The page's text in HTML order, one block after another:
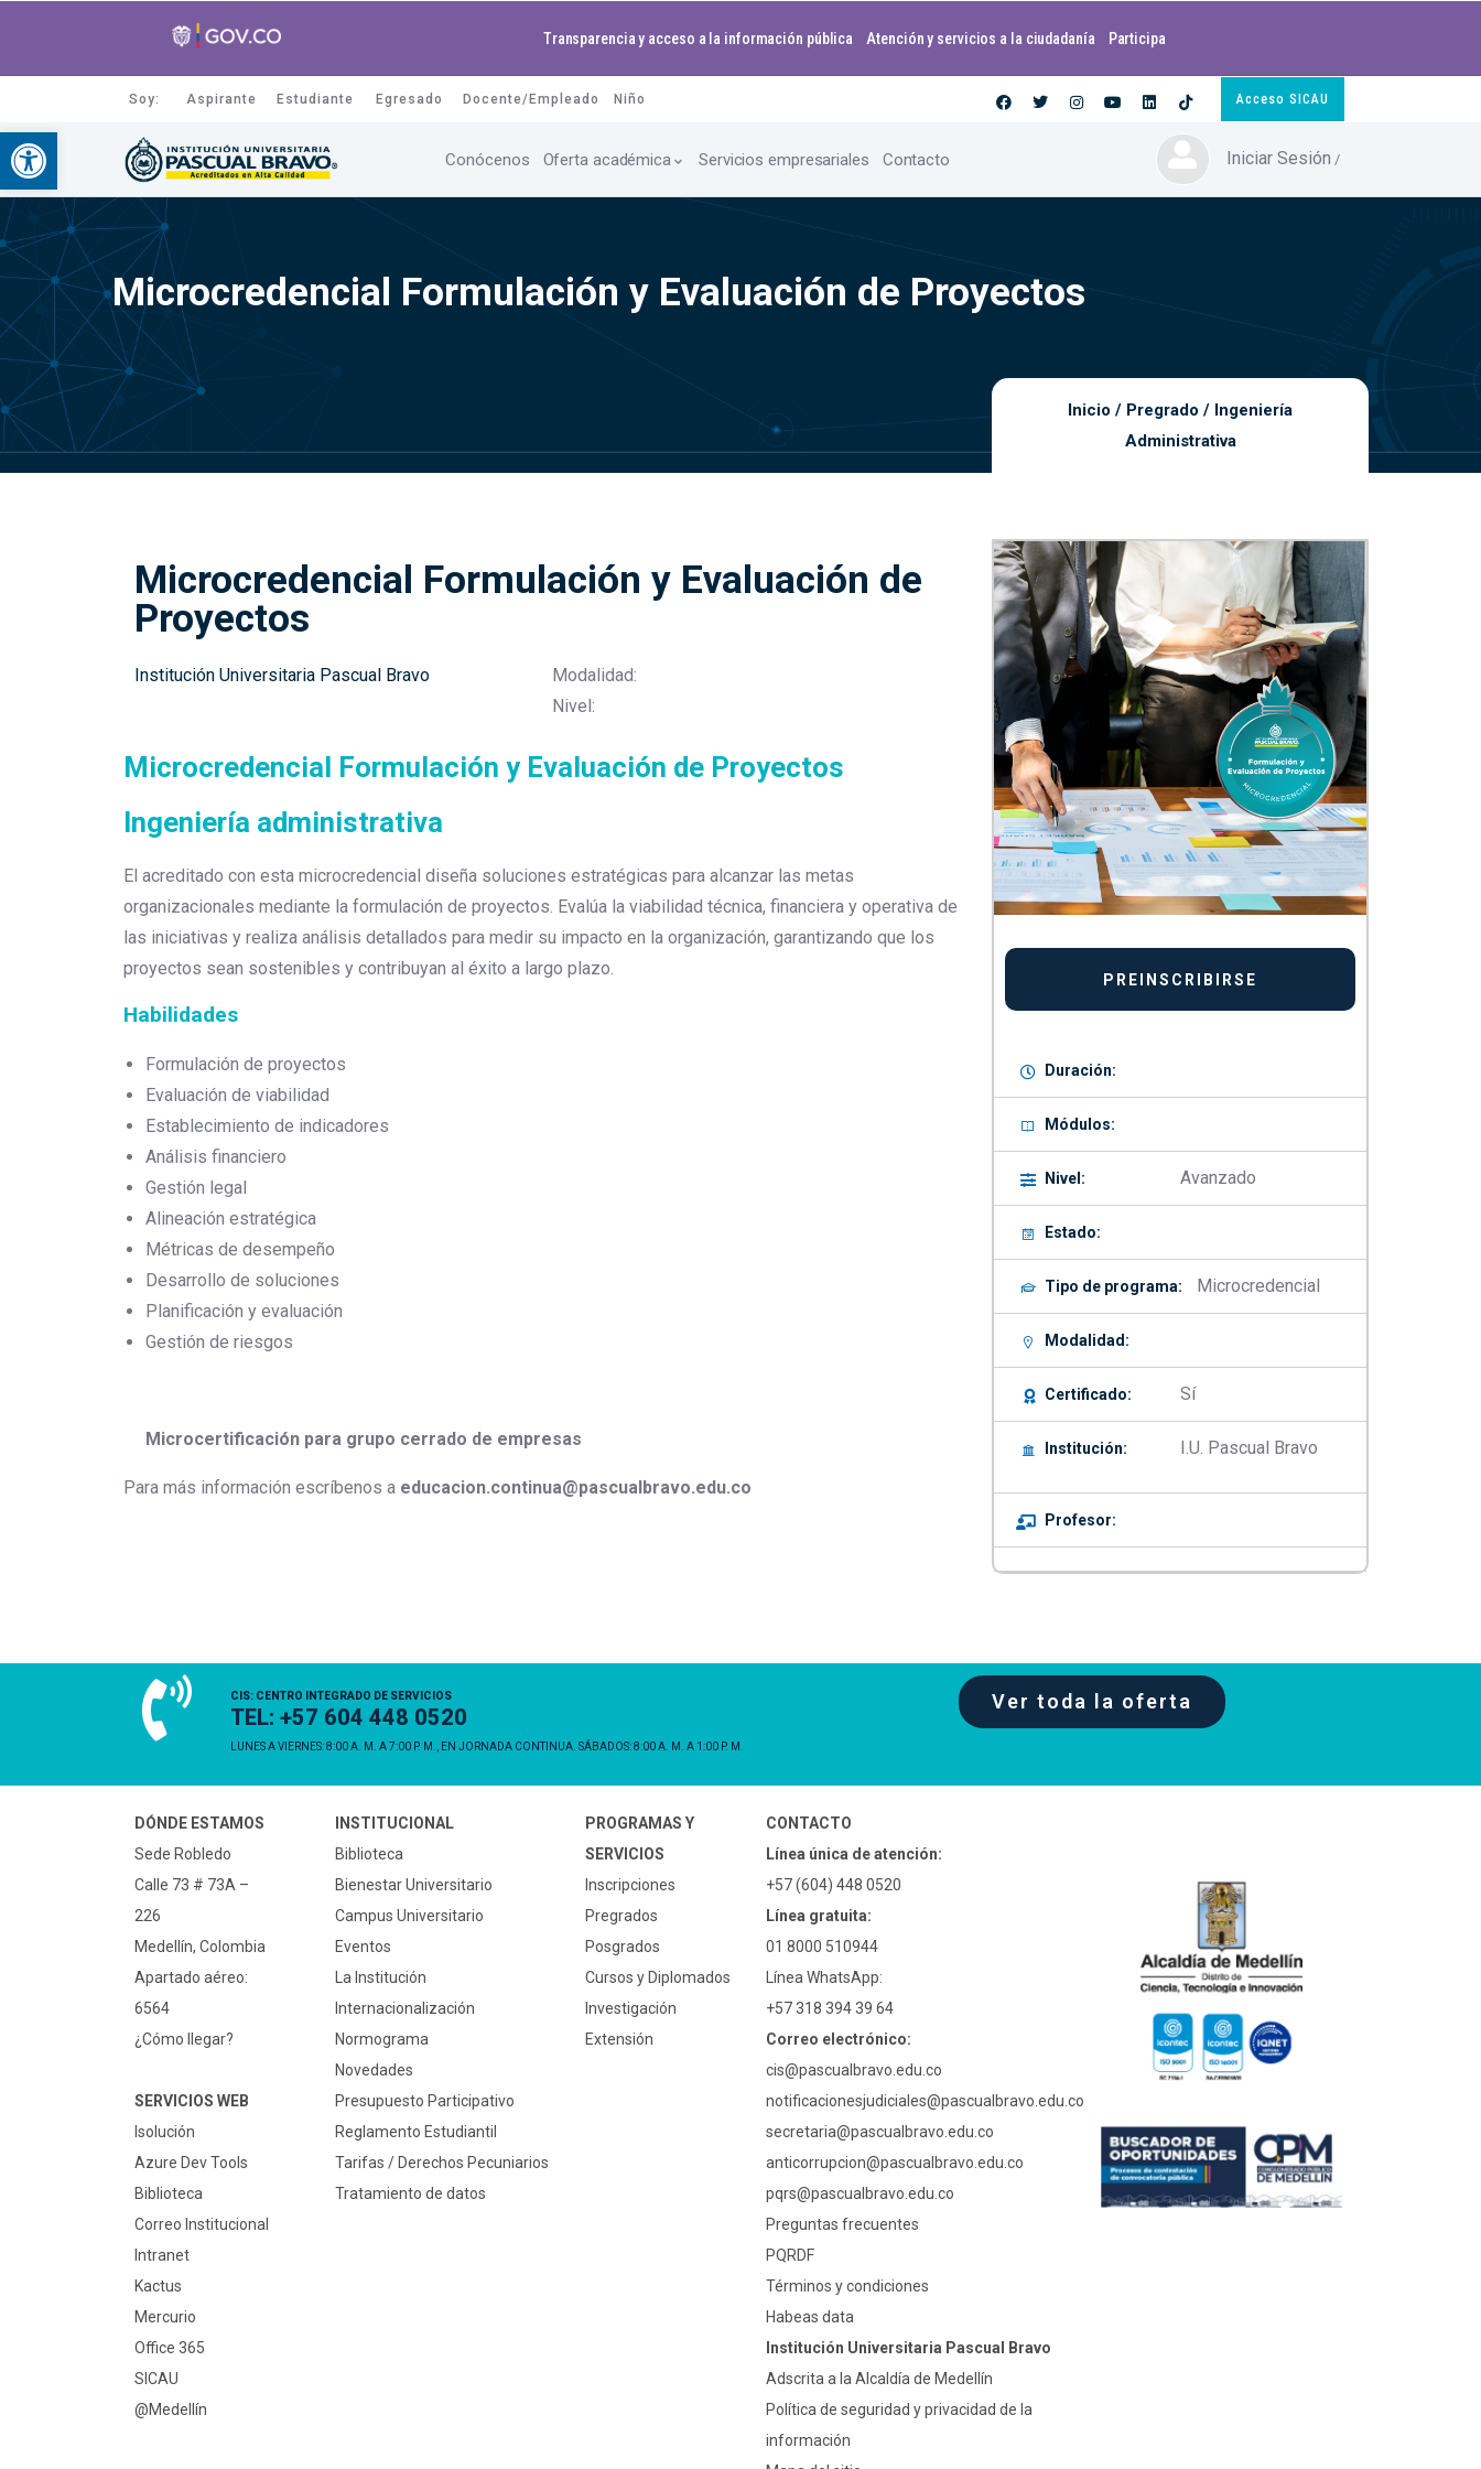
Abrir barra de herramientas
Transparencia y acceso a la información pública Atención y servicios a la ciudadanía Participa
Soy: Aspirante Estudiante Egresado Docente/Empleado Niño Acceso SICAU
Conócenos Oferta académica Servicios empresariales Contacto Iniciar Sesión /
Microcredencial Formulación y Evaluación de Proyectos
Inicio / Pregrado / Ingeniería
Administrativa
Microcredencial Formulación y Evaluación de
Proyectos
Institución Universitaria Pascual Bravo
Modalidad:
Nivel:
Microcredencial Formulación y Evaluación de Proyectos
Ingeniería administrativa
El acreditado con esta microcredencial diseña soluciones estratégicas para alcanzar las metas
organizacionales mediante la formulación de proyectos. Evalúa la viabilidad técnica, financiera y operativa de
las iniciativas y realiza análisis detallados para medir su impacto en la organización, garantizando que los
proyectos sean sostenibles y contribuyan al éxito a largo plazo.
Habilidades
Formulación de proyectos
Evaluación de viabilidad
Establecimiento de indicadores
Análisis financiero
Gestión legal
Alineación estratégica
Métricas de desempeño
Desarrollo de soluciones
Planificación y evaluación
Gestión de riesgos
Microcertificación para grupo cerrado de empresas
Para más información escríbenos a educacion.continua@pascualbravo.edu.co
Duración:
Módulos:
Nivel: Avanzado
Estado:
Tipo de programa: Microcredencial
Modalidad:
Certificado: Sí
Institución: I.U. Pascual Bravo
Profesor:
CIS: CENTRO INTEGRADO DE SERVICIOS
TEL: +57 604 448 0520
LUNES A VIERNES: 8:00 A. M. A 7:00 P. M., EN JORNADA CONTINUA. SÁBADOS: 8:00 A. M. A 1:00 P. M.
Ver toda la oferta
DÓNDE ESTAMOS
Sede Robledo
Calle 73 # 73A –
226
Medellín, Colombia
Apartado aéreo:
6564
¿Cómo llegar?
SERVICIOS WEB
Isolución
Azure Dev Tools
Biblioteca
Correo Institucional
Intranet
Kactus
Mercurio
Office 365
SICAU
@Medellín
INSTITUCIONAL
Biblioteca
Bienestar Universitario
Campus Universitario
Eventos
La Institución
Internacionalización
Normograma
Novedades
Presupuesto Participativo
Reglamento Estudiantil
Tarifas / Derechos Pecuniarios
Tratamiento de datos
PROGRAMAS Y
SERVICIOS
Inscripciones
Pregrados
Posgrados
Cursos y Diplomados
Investigación
Extensión
CONTACTO
Línea única de atención:
+57 (604) 448 0520
Línea gratuita:
01 8000 510944
Línea WhatsApp:
+57 318 394 39 64
Correo electrónico:
cis@pascualbravo.edu.co
notificacionesjudiciales@pascualbravo.edu.co
secretaria@pascualbravo.edu.co
anticorrupcion@pascualbravo.edu.co
pqrs@pascualbravo.edu.co
Preguntas frecuentes
PQRDF
Términos y condiciones
Habeas data
Institución Universitaria Pascual Bravo
Adscrita a la Alcaldía de Medellín
Política de seguridad y privacidad de la
información